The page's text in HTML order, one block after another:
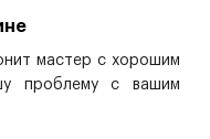
мастер с хорошим
проблему с вашим